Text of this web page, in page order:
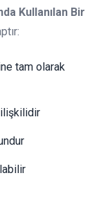
Kullanılan Bir
tam olarak